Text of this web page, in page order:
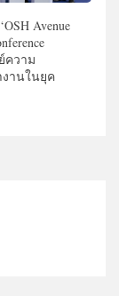
Avenue
ความ
านในยุค